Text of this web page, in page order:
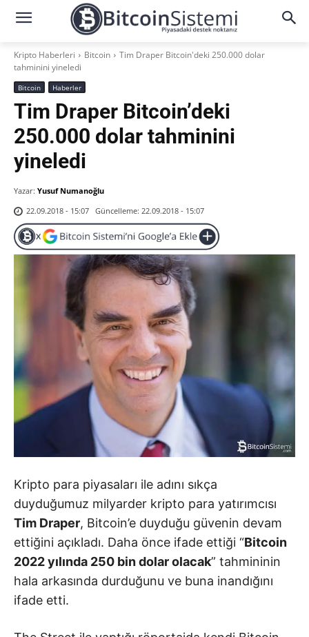
Kripto Haberleri Bitcoin
Tim Draper Bitcoin'deki 250.000 dolar
tahminini yineledi
Bitcoin Haberler
Tim Draper Bitcoin’deki
250.000 dolar tahminini
yineledi
Yazar: Yusuf Numanoğlu
22.09.2018 - 15:07 Güncelleme: 22.09.2018 - 15:07
Kripto para piyasaları ile adını sıkça
duyduğumuz milyarder kripto para yatırımcısı
Tim Draper, Bitcoin’e duyduğu güvenin devam
ettiğini açıkladı. Daha önce ifade ettiği “Bitcoin
2022 yılında 250 bin dolar olacak” tahmininin
hala arkasında durduğunu ve buna inandığını
ifade etti.